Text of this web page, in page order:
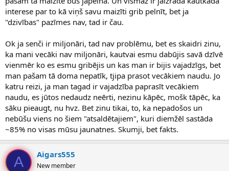
interese par to kā viņš savu maizīti grib pelnīt, bet ja
"dzivības" pazīmes nav, tad ir čau.
Ok ja senči ir miljonāri, tad nav problēmu, bet es skaidri zinu,
ka mani vecāki nav miljonāri, kautvai esmu dabūjis savā dzīvē
vienmēr ko es esmu gribējis un kas man ir bijis vajadzīgs, bet
man pašam tā doma nepatīk, tjipa prasot vecākiem naudu. Jo
katru reizi, ja man tagad ir vajadzība paprasīt vecākiem
naudu, es jūtos nedaudz neērti, nezinu kāpēc, mošk tāpēc, ka
sāku pieaugt, nu hvz. Bet zinu tikai, to, ka nepadošos un
nebūšu viens no šiem "atsaldētajiem", kuri diemžēl sastāda
~85% no visas mūsu jaunatnes. Skumji, bet fakts.
A Aigars555
New member